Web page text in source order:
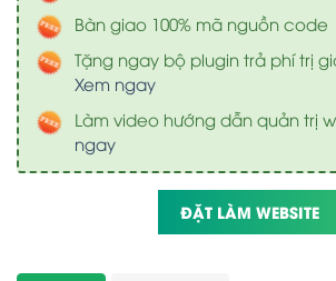
Bàn giao 100% mã nguồn code
Tặng ngay bộ plugin trả phí trị
Xem ngay
Làm video hướng dẫn quản trị
ngay
ĐẶT LÀM WEBSITE